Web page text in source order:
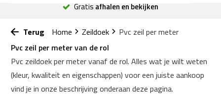
Gratis afhalen en bekijken
Terug Home Zeildoek
Pvc zeil per meter
Pvc zeil per meter van de rol
Pvc zeildoek per meter vanaf de rol. Alles wat je wilt weten
(kleur, kwaliteit en eigenschappen) voor een juiste aankoop
vind je in onze beschrijving onderaan deze pagina.